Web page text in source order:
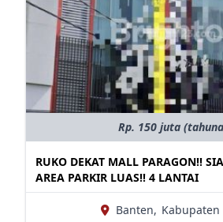
Rp. 150 juta
RUKO DEKAT MALL PARAGON!!
AREA PARKIR LUAS!! 4 LANTAI
Banten, Kabupaten